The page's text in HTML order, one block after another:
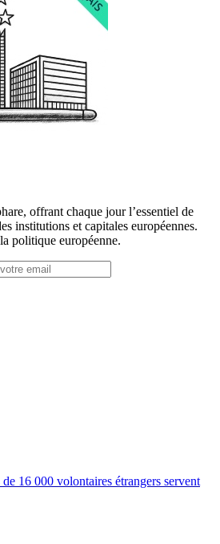
offrant chaque jour l’essentiel de
institutions et capitales européennes.
politique européenne.
16 000 volontaires étrangers servent